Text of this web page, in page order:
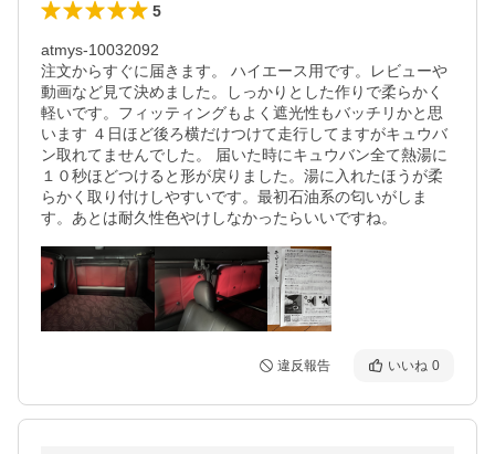
5
atmys-10032092
注文からすぐに届きます。 ハイエース用です。レビューや
動画など見て決めました。しっかりとした作りで柔らかく
軽いです。フィッティングもよく遮光性もバッチリかと思
います ４日ほど後ろ横だけつけて走行してますがキュウバ
ン取れてませんでした。 届いた時にキュウバン全て熱湯に
１０秒ほどつけると形が戻りました。湯に入れたほうが柔
らかく取り付けしやすいです。最初石油系の匂いがしま
す。あとは耐久性色やけしなかったらいいですね。
違反報告 いいね 0